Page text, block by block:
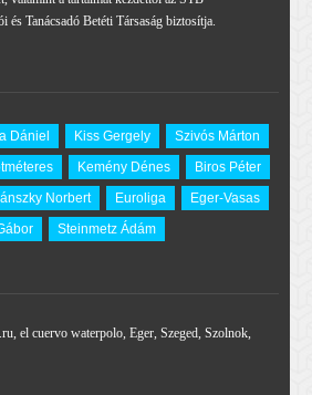
Tanácsadó Betéti Társaság biztosítja.
Dániel Kiss Gergely
Szivós Márton
Kemény Dénes
Biros Péter
Norbert Euroliga
Eger-Vasas
Steinmetz Ádám
, el cuervo waterpolo, Eger, Szeged, Szolnok,